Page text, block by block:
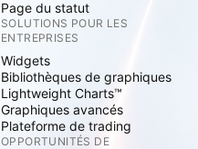
Page du statut
SOLUTIONS POUR LES
ENTREPRISES
Widgets
Bibliothèques de graphiques
Lightweight Charts™
Graphiques avancés
Plateforme de trading
OPPORTUNITÉS DE